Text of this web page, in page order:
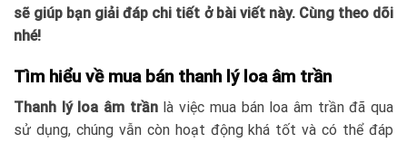
sẽ giúp bạn giải đáp chi tiết ở bài viết này. Cùng theo dõi
nhé!
Tìm hiểu về mua bán thanh lý loa âm trần
Thanh lý loa âm trầnlà việc mua bán loa âm trần đã qua
sử dụng, chúng vẫn còn hoạt động khá tốt và có thể đáp